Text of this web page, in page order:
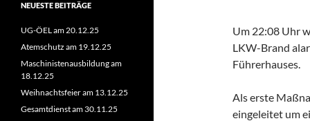
Um 22:08 Uhr
LKW-Brand
Führerhauses.
Als erste
eingeleitet um
NEUESTE BEITRÄGE
UG-ÖEL am 20.12.25
Atemschutz am 19.12.25
Maschinistenausbildung am
18.12.25
Weihnachtsfeier am 13.12.25
Gesamtdienst am 30.11.25